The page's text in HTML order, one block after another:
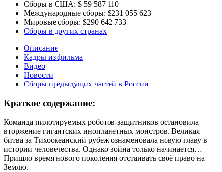
Сборы в США: $ 59 587 110
Международные сборы: $231 055 623
Мировые сборы: $290 642 733
Сборы в других странах
Описание
Кадры из фильма
Видео
Новости
Сборы предыдущих частей в России
Краткое содержание:
Команда пилотируемых роботов-защитников остановила
вторжение гигантских инопланетных монстров. Великая
битва за Тихоокеанский рубеж ознаменовала новую главу в
истории человечества. Однако война только начинается…
Пришло время нового поколения отстаивать своё право на
Землю.